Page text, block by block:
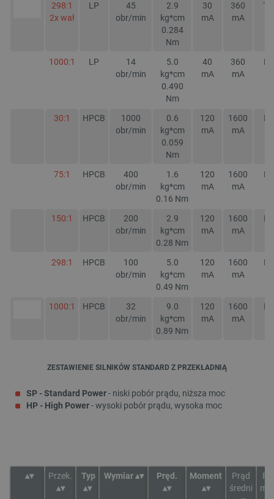
298:1
2x wał
LP
45
obr/min
2.9
kg*cm
0.284
Nm
30
mA
360
mA
1000:1 LP
14
obr/min
5.0
kg*cm
0.490
Nm
40
mA
360
mA
30:1 HPCB
1000
obr/min
0.6
kg*cm
0.059
Nm
120
mA
1600
mA
75:1 HPCB
400
obr/min
1.6
kg*cm
0.16 Nm
120
mA
1600
mA
150:1 HPCB
200
obr/min
2.9
kg*cm
0.28 Nm
120
mA
1600
mA
298:1 HPCB
100
obr/min
5.0
kg*cm
0.49 Nm
120
mA
1600
mA
1000:1 HPCB
32
obr/min
9.0
kg*cm
0.89 Nm
120
mA
1600
mA
ZESTAWIENIE SILNIKÓW STANDARD Z PRZEKŁADNIĄ
SP - Standard Power- niski pobór prądu, niższa moc
HP - High Power- wysoki pobór prądu, wysoka moc
Przek. Typ Wymiar Pręd. Moment
Prąd
średni